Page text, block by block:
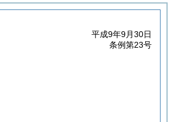
平成9年9月30日
条例第23号